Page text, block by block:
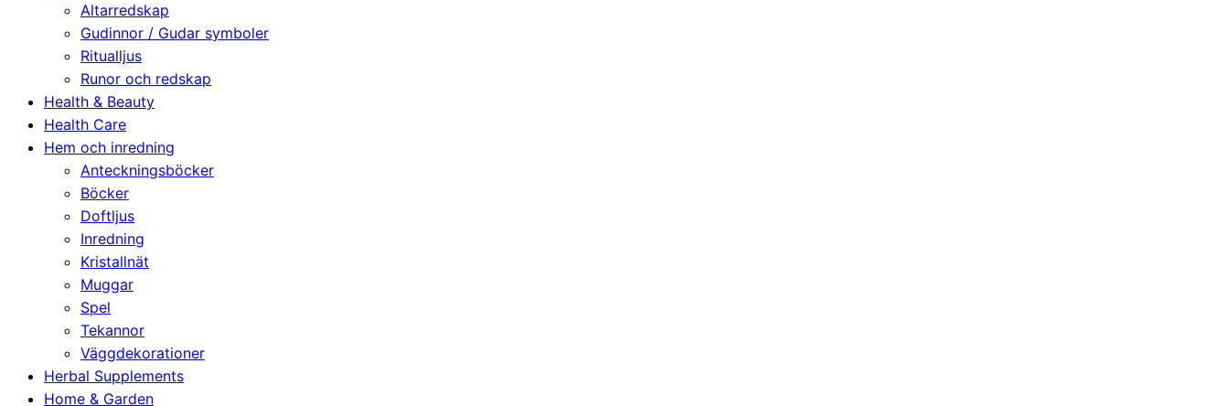
Altarredskap
Gudinnor / Gudar symboler
Ritualljus
Runor och redskap
Health & Beauty
Health Care
Hem och inredning
Anteckningsböcker
Böcker
Doftljus
Inredning
Kristallnät
Muggar
Spel
Tekannor
Väggdekorationer
Herbal Supplements
Home & Garden